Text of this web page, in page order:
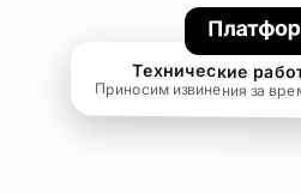
Технические
Приносим извинения за